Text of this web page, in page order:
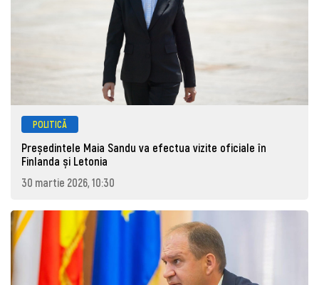
POLITICĂ
Președintele Maia Sandu va efectua vizite oficiale în
Finlanda și Letonia
30 martie 2026, 10:30